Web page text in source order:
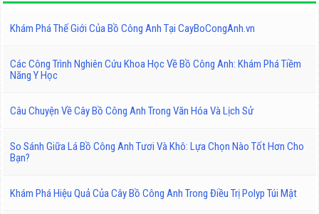
Khám Phá Thế Giới Của Bồ Công Anh Tại CayBoCongAnh.vn
Các Công Trình Nghiên Cứu Khoa Học Về Bồ Công Anh: Khám Phá Tiềm
Năng Y Học
Câu Chuyện Về Cây Bồ Công Anh Trong Văn Hóa Và Lịch Sử
So Sánh Giữa Lá Bồ Công Anh Tươi Và Khô: Lựa Chọn Nào Tốt Hơn Cho
Bạn?
Khám Phá Hiệu Quả Của Cây Bồ Công Anh Trong Điều Trị Polyp Túi Mật